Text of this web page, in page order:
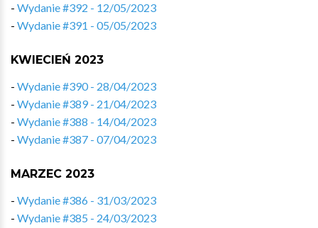
- Wydanie #392 - 12/05/2023
- Wydanie #391 - 05/05/2023
KWIECIEŃ 2023
- Wydanie #390 - 28/04/2023
- Wydanie #389 - 21/04/2023
- Wydanie #388 - 14/04/2023
- Wydanie #387 - 07/04/2023
MARZEC 2023
- Wydanie #386 - 31/03/2023
- Wydanie #385 - 24/03/2023